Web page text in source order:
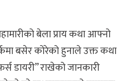
बेला प्राय कथा आफ्नो
बसेर कोरेको हुनाले उक्त कथा
डायरी” राखेको जानकारी